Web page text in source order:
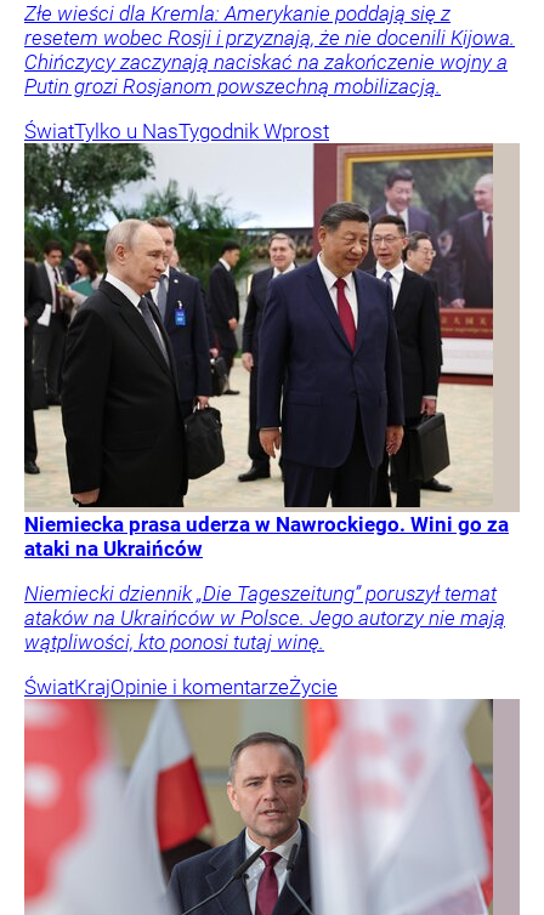
Złe wieści dla Kremla: Amerykanie poddają się z
resetem wobec Rosji i przyznają, że nie docenili Kijowa.
Chińczycy zaczynają naciskać na zakończenie wojny a
Putin grozi Rosjanom powszechną mobilizacją.
ŚwiatTylko u NasTygodnik Wprost
Niemiecka prasa uderza w Nawrockiego. Wini go za
ataki na Ukraińców
Niemiecki dziennik „Die Tageszeitung” poruszył temat
ataków na Ukraińców w Polsce. Jego autorzy nie mają
wątpliwości, kto ponosi tutaj winę.
ŚwiatKrajOpinie i komentarzeŻycie